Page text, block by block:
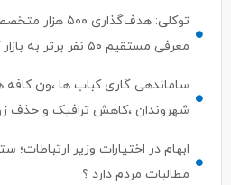
توکلی: هدف‌گذاری
معرفی مستقیم ۵۰ نفر برتر به بازار کار
ساماندهی گاری کباب ها ،ون کافه
شهروندان ،کاهش ترافیک و حذف
ابهام در اختیارات وزیر
مطالبات مردم دارد ؟